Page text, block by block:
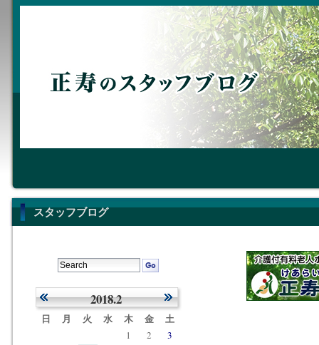
スタッフブログ
2018.2
日 月 火 水 木 金 土
1 2
3